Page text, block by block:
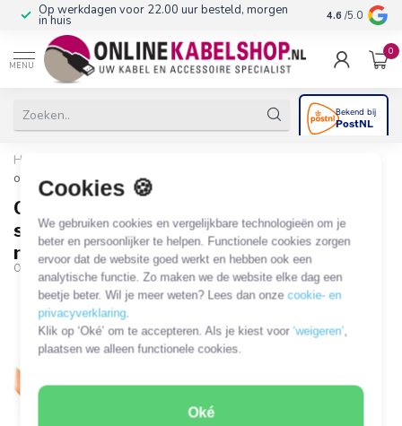
Cookies 🍪
We gebruiken cookies en vergelijkbare technologieën om je
beter en persoonlijker te helpen. Functionele cookies zorgen
ervoor dat de website goed werkt en hebben ook een
analytische functie. Zo maken we de website elke dag een
beetje beter. Wil je meer weten? Lees dan onzecookie- en
privacyverklaring.
Klik op ‘Oké’ om te accepteren. Als je kiest voor ‘weigeren’,
plaatsen we alleen functionele cookies.
Oké
Op werkdagen voor 22.00 uur besteld, morgen
in huis 10+jaar
4.6 /5.0
MENU
0
Home
oranje - 1 meter
C13 (recht) - CEE 7/7 (haaks)
stroomkabel - 3x 0,75mm / oranje - 1
meter
OKS-77493